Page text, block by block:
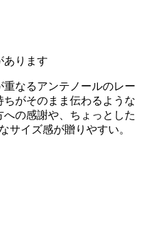
あります
なるアンテノールのレー
がそのまま伝わるような
の感謝や、ちょっとした
サイズ感が贈りやすい。